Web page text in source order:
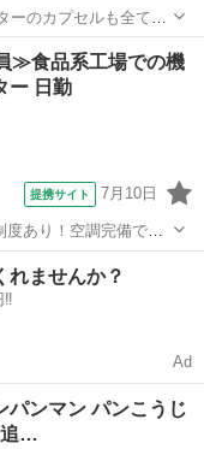
す。
レーン
≫食品系工場での機
ー 日勤
提携サイト 7月10日
度あり！空調完備で快
無償貸与★マイカー通
れませんか？
‼️
Ad
パンマン パンこうじ
追…